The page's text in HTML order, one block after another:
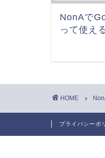
NonAで
って使え
HOME
プライバシーポ